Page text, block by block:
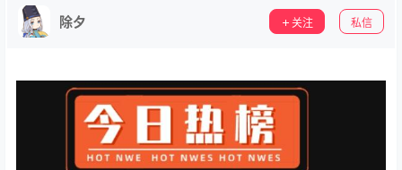
除夕 关注 私信